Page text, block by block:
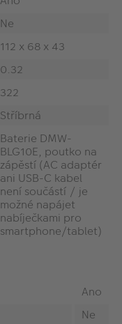
Ne
‎112 x 68 x 43
0.32
322
Stříbrná
Baterie DMW-
BLG10E, poutko na
zápěstí (AC adaptér
ani USB-C kabel
není součástí / je
možné napájet
nabíječkami pro
smartphone/tablet)
Ano
Ne